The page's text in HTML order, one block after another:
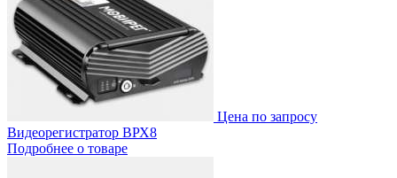
Цена по запросу
Видеорегистратор ВРХ8
Подробнее о товаре